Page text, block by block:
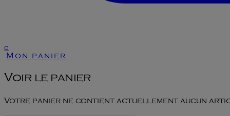
0
Mon panier
Voir le panier
Votre panier ne contient actuellement aucun